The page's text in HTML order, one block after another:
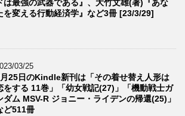
は最強の武器である』、大竹文雄(著)『あな
を変える行動経済学』など3冊 [23/3/29]
03/25
25日のKindle新刊は「その着せ替え人形は
をする 11巻」「幼女戦記(27)」「機動戦士ガ
ダム MSV-R ジョニー・ライデンの帰還(25)」
ど511冊